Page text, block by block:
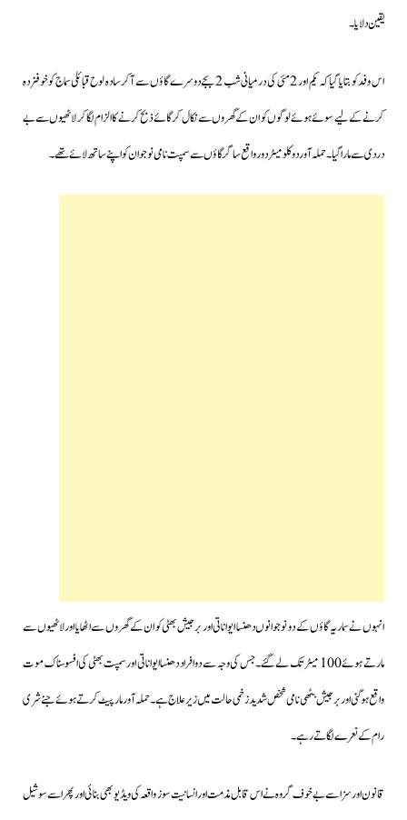
یقین دلایا۔
اس وفد کو بتایا گیا کہ یکم اور 2 مئی کی درمیانی شب 2 بجے دوسرے گاؤں سے آکر سادہ لوح قبائلی سماج کوخوفزدہ
کرنے کے لیے سوئے ہوئے لوگوں کو ان کے گھروں سے نکال کر گائے ذبح کرنے کا الزام لگا کر لاٹھیوں سے بے
دردی سے مارا گیا۔حملہ آور دو کلو میٹر دور واقع ساگر گاؤں سے سمپت نامی نوجوان کو اپنے ساتھ لائے تھے۔
انہوں نے سماریہ گاؤں کے دو نوجوانوں دھنسا ایواناتی اور برجیش بھٹی کو ان کے گھروں سے اٹھایا اور لاٹھیوں سے
مارتے ہوئے 100 میٹر تک لے گئے۔جس کی وجہ سے دو افراد دھنساایواناتی اور سمپت بھٹی کی افسوسناک موت
واقع ہوگئی اور برجیش بٹھی نامی شخص شدید زخمی حالت میں زیر علاج ہے۔حملہ آور مارپیٹ کرتے ہوئے جئے شری
رام کے نعرے لگاتے رہے۔
قانون اور سزا سے بے خوف گروہ نے اس قابل مذمت اور انسانیت سوز واقعہ کی ویڈیو بھی بنائی اور پھر اسے سوشیل